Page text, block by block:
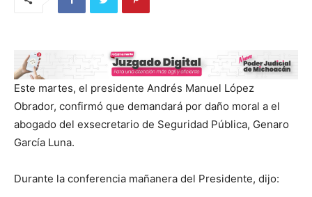
Este martes, el presidente Andrés Manuel López
Obrador, confirmó que demandará por daño moral a el
abogado del exsecretario de Seguridad Pública, Genaro
García Luna.
Durante la conferencia mañanera del Presidente, dijo: